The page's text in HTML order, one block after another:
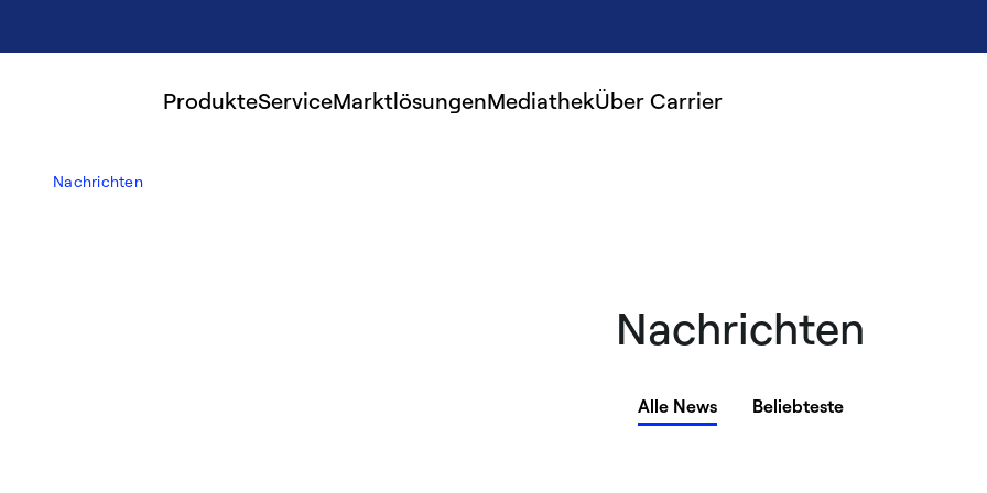
ProdukteServiceMarktlösungenMediathekÜber Carrier
Nachrichten
Nachrichten
Alle News Beliebteste